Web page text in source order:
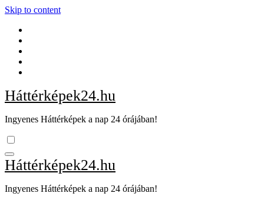
Skip to content
Háttérképek24.hu
Ingyenes Háttérképek a nap 24 órájában!
Háttérképek24.hu
Ingyenes Háttérképek a nap 24 órájában!